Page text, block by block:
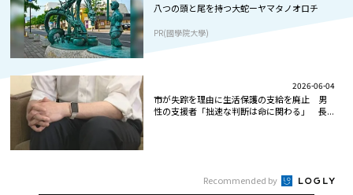
八つの頭と尾を持つ大蛇ーヤマタノオロチ
PR(國學院大學)
2026-06-04
市が失踪を理由に生活保護の支給を廃止 男
性の支援者「拙速な判断は命に関わる」 長...
Recommended by